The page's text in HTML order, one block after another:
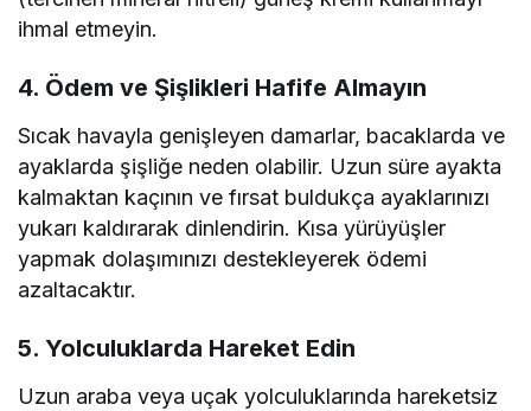
ihmal etmeyin.
4. Ödem ve Şişlikleri Hafife Almayın
Sıcak havayla genişleyen damarlar, bacaklarda ve
ayaklarda şişliğe neden olabilir. Uzun süre ayakta
kalmaktan kaçının ve fırsat buldukça ayaklarınızı
yukarı kaldırarak dinlendirin. Kısa yürüyüşler
yapmak dolaşımınızı destekleyerek ödemi
azaltacaktır.
5. Yolculuklarda Hareket Edin
Uzun araba veya uçak yolculuklarında hareketsiz